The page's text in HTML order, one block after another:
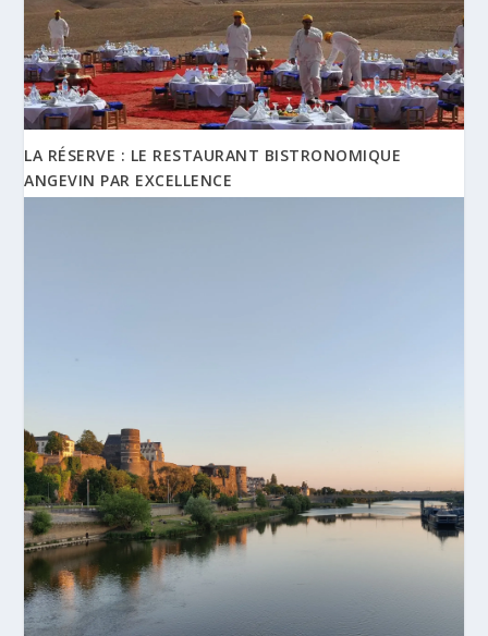
LA RÉSERVE : LE RESTAURANT BISTRONOMIQUE
ANGEVIN PAR EXCELLENCE